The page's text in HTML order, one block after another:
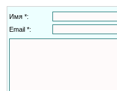
Имя *:
Email *: